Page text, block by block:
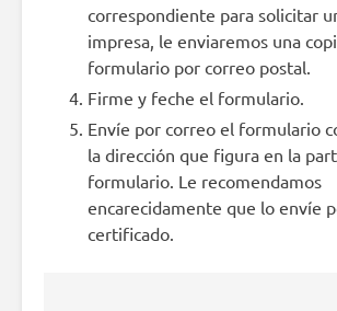
correspondiente para solicitar
impresa, le enviaremos una
formulario por correo postal.
Firme y feche el formulario.
Envíe por correo el formulario
la dirección que figura en la
formulario. Le recomendamos
encarecidamente que lo envíe
certificado.